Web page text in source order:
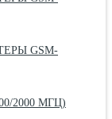
GSM-
2000 МГЦ)